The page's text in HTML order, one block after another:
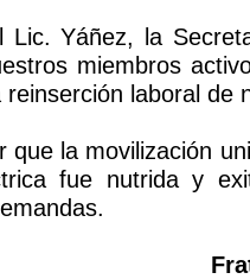
Lic. Yáñez, la
miembros
reinserción laboral
que la movilización
fue nutrida y